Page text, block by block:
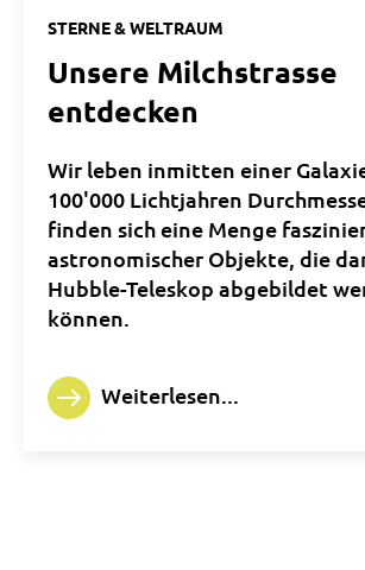
STERNE & WELTRAUM
Unsere Milchstrasse
entdecken
Wir leben inmitten einer
100'000 Lichtjahren
finden sich eine Menge
astronomischer Objekte, die
Hubble-Teleskop abgebildet
können.
Weiterlesen...